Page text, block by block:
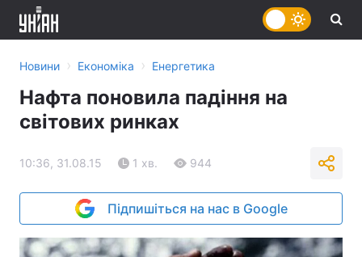
Новини › Економіка › Енергетика
Нафта поновила падіння на
світових ринках
10:36, 31.08.15 1 хв. 944
Підпишіться на нас в Google